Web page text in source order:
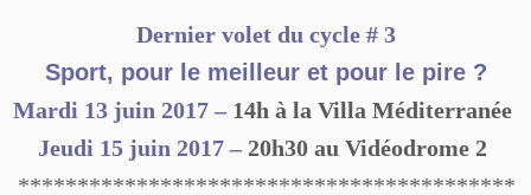
Dernier volet du cycle # 3
Sport, pour le meilleur et pour le pire ?
Mardi 13 juin 2017 – 14h à la Villa Méditerranée
Jeudi 15 juin 2017 – 20h30 au Vidéodrome 2
******************************************